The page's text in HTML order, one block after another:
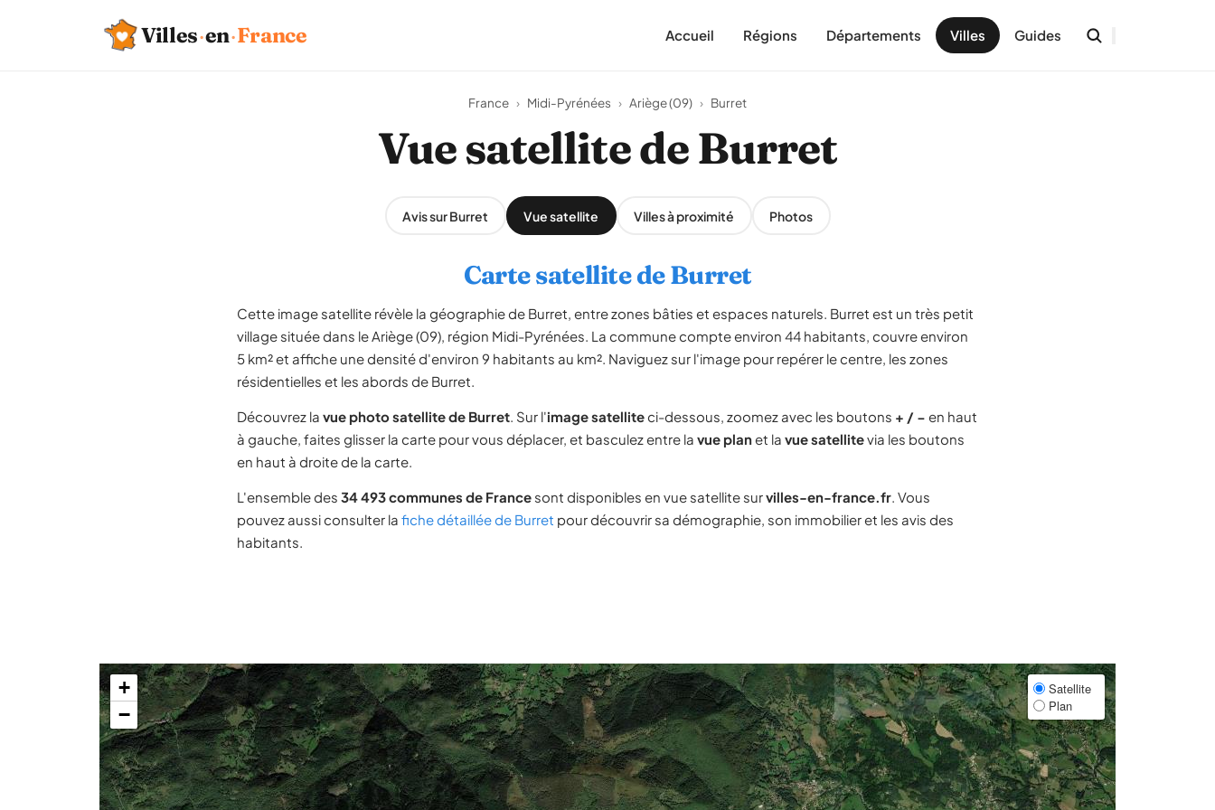
Villes·en·France Accueil Régions Départements Villes Guides
France › Midi-Pyrénées › Ariège (09) › Burret
Vue satellite de Burret
Avis sur Burret Vue satellite Villes à proximité Photos
Carte satellite de Burret
Cette image satellite révèle la géographie de Burret, entre zones bâties et espaces naturels. Burret est un très petit
village située dans le Ariège (09), région Midi-Pyrénées. La commune compte environ 44 habitants, couvre environ
5 km² et affiche une densité d'environ 9 habitants au km². Naviguez sur l'image pour repérer le centre, les zones
résidentielles et les abords de Burret.
Découvrez la vue photo satellite de Burret. Sur l'image satelliteci-dessous, zoomez avec les boutons + / − en haut
à gauche, faites glisser la carte pour vous déplacer, et basculez entre la vue planet la vue satellitevia les boutons
en haut à droite de la carte.
L'ensemble des 34 493 communes de France sont disponibles en vue satellite survilles-en-france.fr. Vous
pouvez aussi consulter la fiche détaillée de Burret pour découvrir sa démographie, son immobilier et les avis des
habitants.
+
−
Satellite
Plan